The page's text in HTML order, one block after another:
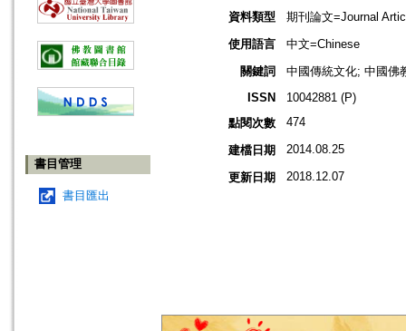
書目管理
書目匯出
資料類型
期刊論文=Journal
使用語言
中文=Chinese
關鍵詞
中國傳統文化; 中國佛
ISSN
10042881 (P)
點閱次數
474
建檔日期 2014.08.25
更新日期 2018.12.07